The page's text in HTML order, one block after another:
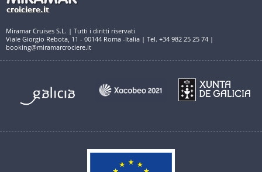
Miramar Cruises S.L. | Tutti i diritti riservati
Viale Giorgio Rebota, 11 - 00144 Roma -Italia | Tel. +34 982 25 25 74 |
booking@miramarcrociere.it